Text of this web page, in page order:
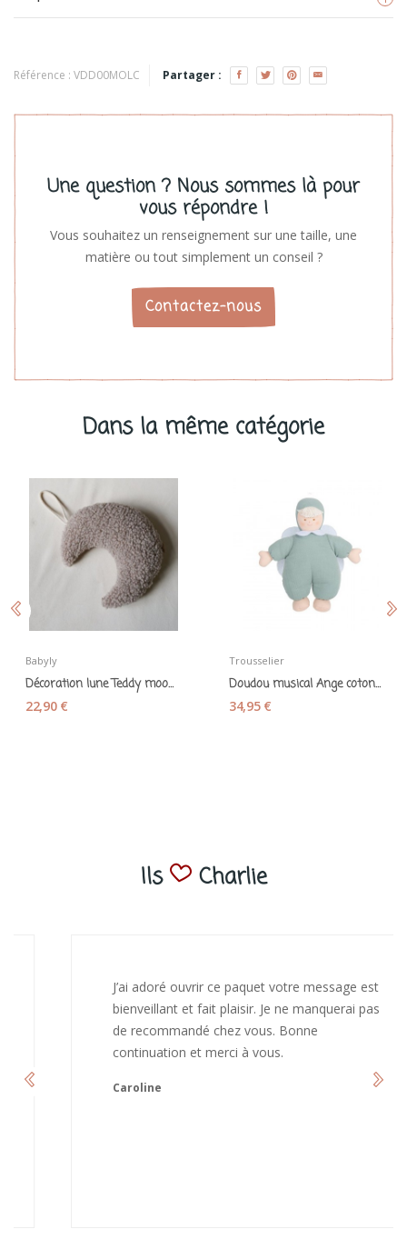
Voir les produits
Référence : VDD00MOLC Partager :
Une question ? Nous sommes là pour
vous répondre !
Vous souhaitez un renseignement sur une taille, une
matière ou tout simplement un conseil ?
Contactez-nous
Dans la même catégorie
Babyly
Décoration lune Teddy moon maille bouclette...
22,90 €
Trousselier
Doudou musical Ange coton bio céladon -...
34,95 €
Ils Charlie
J’ai adoré ouvrir ce paquet votre message est
bienveillant et fait plaisir. Je ne manquerai pas
de recommandé chez vous. Bonne
continuation et merci à vous.
Caroline